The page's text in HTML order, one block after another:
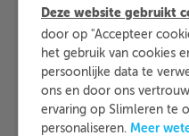
OUD=
0 ,
OUD=
De prijs van de
korting werd
Deze website gebruikt
door op "Accepteer
het gebruik van cookies
persoonlijke data te
ons en door ons
ervaring op Slimleren te
personaliseren. Meer